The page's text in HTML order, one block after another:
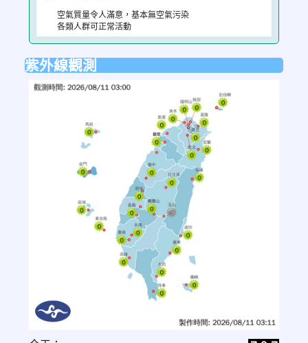
空氣質量令人滿意，基本無空氣污染
各類人群可正常活動
紫外線觀測
link